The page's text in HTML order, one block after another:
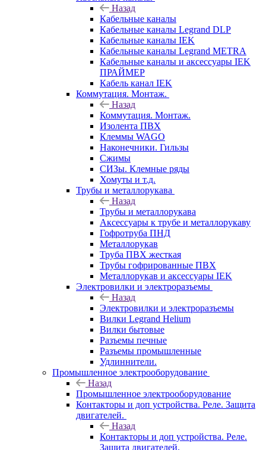
Назад
Кабельные каналы
Кабельные каналы Legrand DLP
Кабельные каналы IEK
Кабельные каналы Legrand METRA
Кабельные каналы и аксессуары IEK
ПРАЙМЕР
Кабель канал IEK
Коммутация. Монтаж.
Назад
Коммутация. Монтаж.
Изолента ПВХ
Клеммы WAGO
Наконечники. Гильзы
Сжимы
СИЗы. Клемные ряды
Хомуты и т.д.
Трубы и металлорукава
Назад
Трубы и металлорукава
Аксессуары к трубе и металлорукаву
Гофротруба ПНД
Металлорукав
Труба ПВХ жесткая
Трубы гофрированные ПВХ
Металлорукав и аксессуары IEK
Электровилки и электроразъемы
Назад
Электровилки и электроразъемы
Вилки Legrand Helium
Вилки бытовые
Разъемы печные
Разъемы промышленные
Удлиннители.
Промышленное электрооборудование
Назад
Промышленное электрооборудование
Контакторы и доп устройства. Реле. Защита
двигателей.
Назад
Контакторы и доп устройства. Реле.
Защита двигателей.